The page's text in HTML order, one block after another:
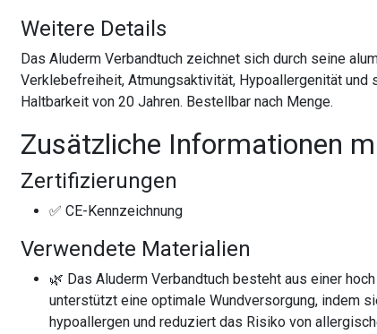
Weitere Details
Das Aluderm Verbandtuch zeichnet sich durch seine
Verklebefreiheit, Atmungsaktivität, Hypoallergenität und
Haltbarkeit von 20 Jahren. Bestellbar nach Menge.
Zusätzliche Informationen
Zertifizierungen
✅ CE-Kennzeichnung
Verwendete Materialien
🌿 Das Aluderm Verbandtuch besteht aus einer
unterstützt eine optimale Wundversorgung, indem
hypoallergen und reduziert das Risiko von